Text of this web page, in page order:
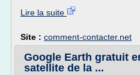
Lire la suite
Site : comment-contacter.net
Google Earth gratuit
satellite de la ...